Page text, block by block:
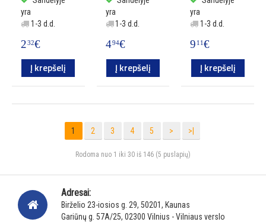
yra
1-3 d.d.
232€
Į krepšelį
yra
1-3 d.d.
494€
Į krepšelį
yra
1-3 d.d.
9 11€
Į krepšelį
1 2 3 4 5 > >|
Rodoma nuo 1 iki 30 iš 146 (5 puslapių)
Adresai:
Birželio 23-iosios g. 29, 50201, Kaunas
Gariūnų g. 57A/25, 02300 Vilnius - Vilniaus verslo